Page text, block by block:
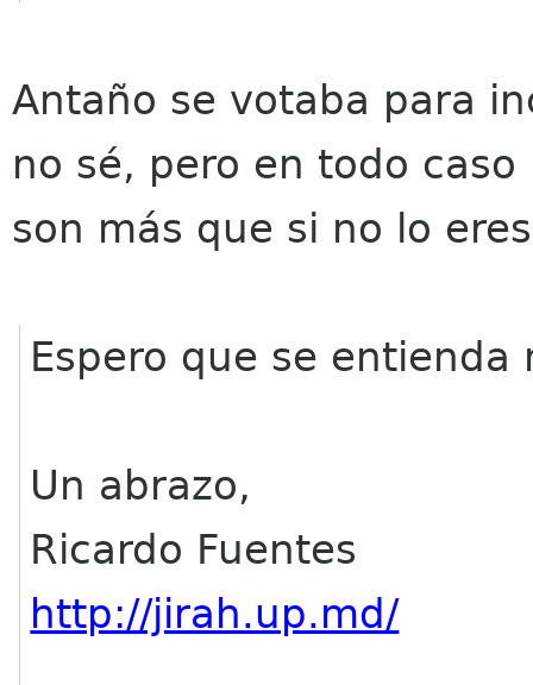
Antaño se votaba para
no sé, pero en todo
son más que si no lo
Espero que se entienda
Un abrazo,
Ricardo Fuentes
http://jirah.up.md/